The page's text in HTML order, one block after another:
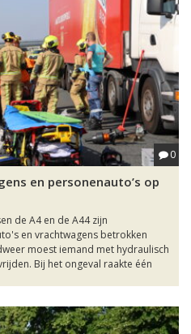
0
en personenauto’s op
de A4 en de A44 zijn
en vrachtwagens betrokken
moest iemand met hydraulisch
Bij het ongeval raakte één